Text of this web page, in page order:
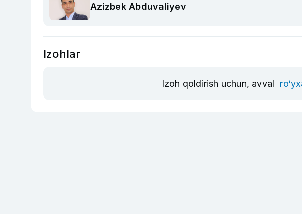
Azizbek Abduvaliyev
Izohlar
Izoh qoldirish uchun, avval